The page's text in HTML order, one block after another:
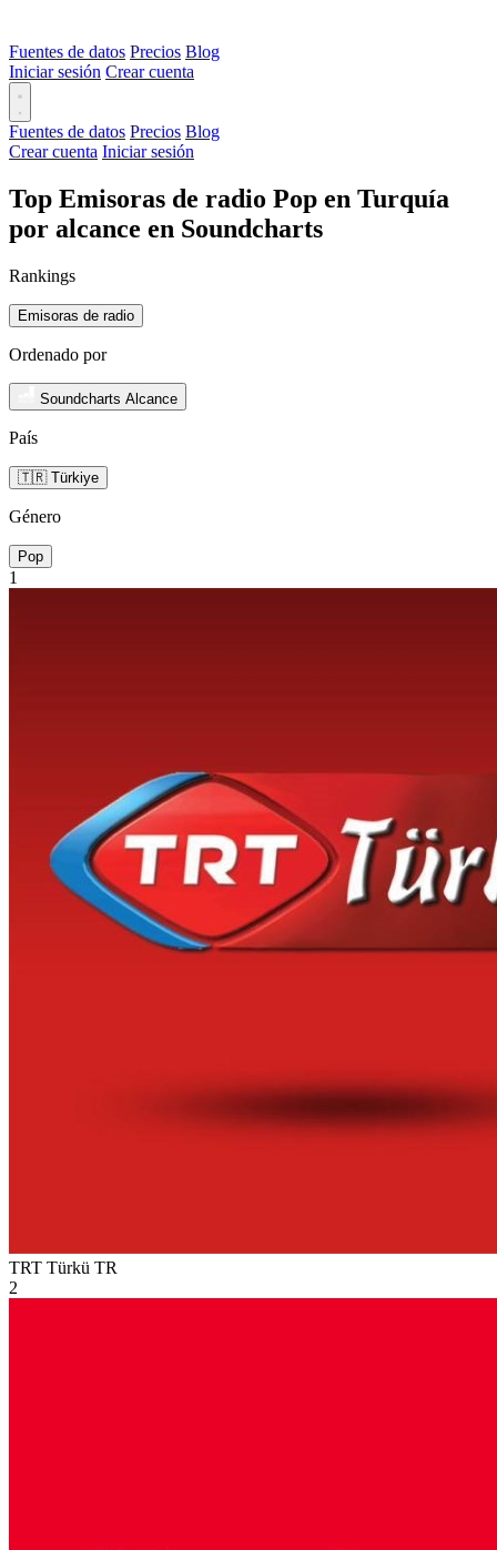
Fuentes de datos Precios Blog
Iniciar sesión Crear cuenta
Fuentes de datos Precios Blog
Crear cuenta Iniciar sesión
Top Emisoras de radio Pop en Turquía
por alcance en Soundcharts
Rankings
Emisoras de radio
Ordenado por
Soundcharts Alcance
País
🇹🇷 Türkiye
Género
Pop
1
TRT Türkü TR
2